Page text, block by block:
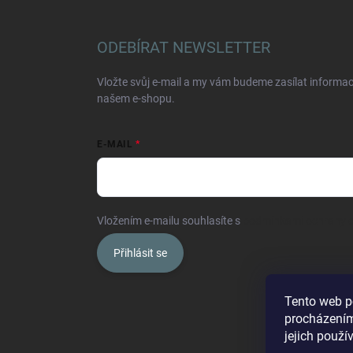
Tento web
jejich
ODEBÍRAT NEWSLETTER
Vložte svůj e-mail a my vám budeme zasílat
našem e-shopu.
E-MAIL
Vložením e-mailu souhlasíte s
Přihlásit se